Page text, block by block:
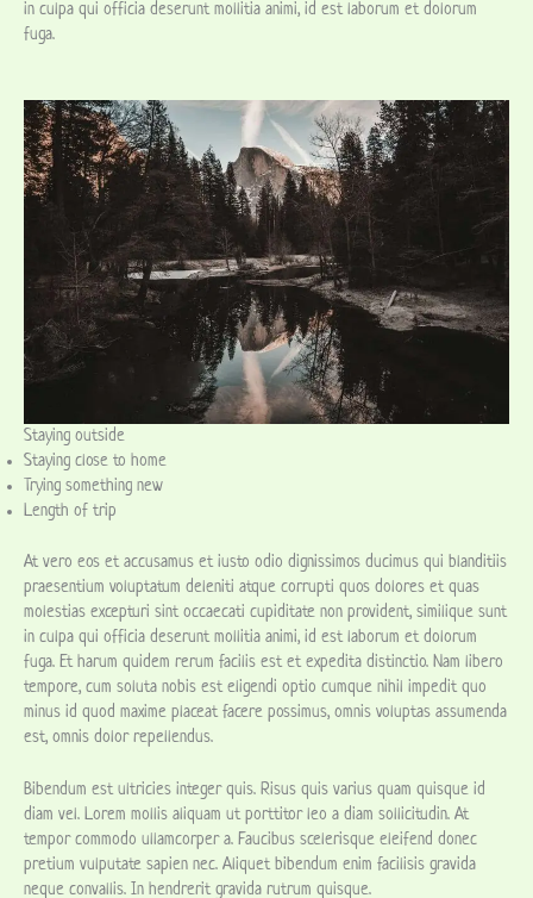
in culpa qui officia deserunt mollitia animi, id est laborum et dolorum
fuga.
Staying outside
Staying close to home
Trying something new
Length of trip
At vero eos et accusamus et iusto odio dignissimos ducimus qui blanditiis
praesentium voluptatum deleniti atque corrupti quos dolores et quas
molestias excepturi sint occaecati cupiditate non provident, similique sunt
in culpa qui officia deserunt mollitia animi, id est laborum et dolorum
fuga. Et harum quidem rerum facilis est et expedita distinctio. Nam libero
tempore, cum soluta nobis est eligendi optio cumque nihil impedit quo
minus id quod maxime placeat facere possimus, omnis voluptas assumenda
est, omnis dolor repellendus.
Bibendum est ultricies integer quis. Risus quis varius quam quisque id
diam vel. Lorem mollis aliquam ut porttitor leo a diam sollicitudin. At
tempor commodo ullamcorper a. Faucibus scelerisque eleifend donec
pretium vulputate sapien nec. Aliquet bibendum enim facilisis gravida
neque convallis. In hendrerit gravida rutrum quisque.